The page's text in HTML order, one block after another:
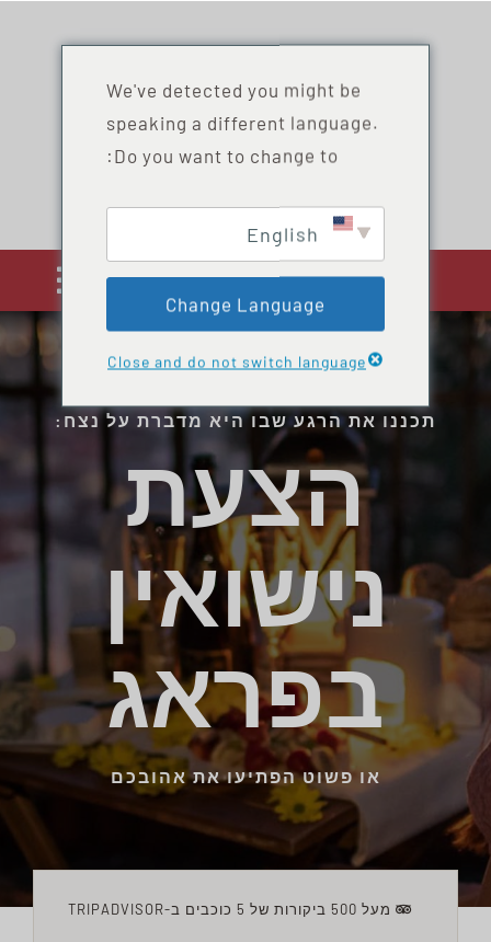
החלף
ניווט
בית
שירותים
שאלות נפוצות
WHATSAPP עכשיו
תכננו את הרגע שבו היא מדברת על נצח:
הצעת
נישואין
בפראג
או פשוט הפתיעו את אהובכם
מעל 500 ביקורות של 5 כוכבים ב-TRIPADVISOR
We've detected you might be
speaking a different language.
Do you want to change to:
Change Language
Close and do not switch language